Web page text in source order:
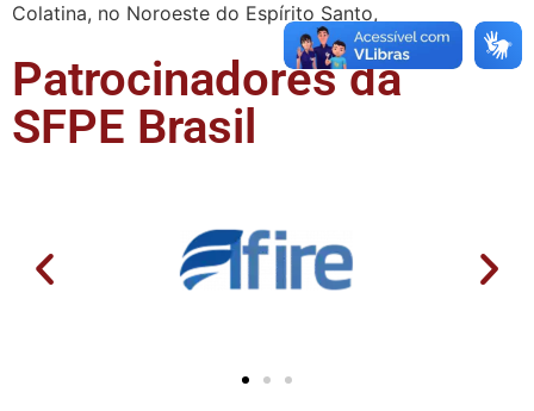
Colatina, no Noroeste do Espírito Santo,
Patrocinadores da
SFPE Brasil